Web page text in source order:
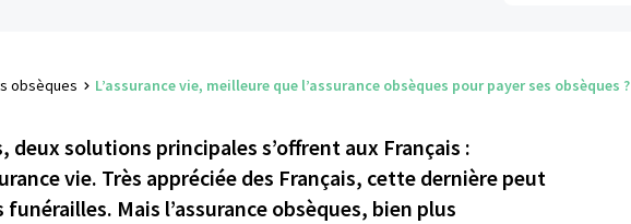
obsèques L’assurance vie, meilleure que l’assurance obsèques pour payer ses obsèques ?
deux solutions principales s’offrent aux Français :
vie. Très appréciée des Français, cette dernière peut
Mais l’assurance obsèques, bien plus